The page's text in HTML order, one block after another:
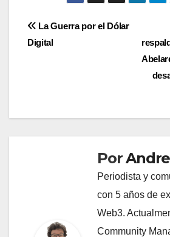
Navegación
de
La Guerra por el Dólar
Digital
Por
Periodista y
con 5 años de
Web3.
Community